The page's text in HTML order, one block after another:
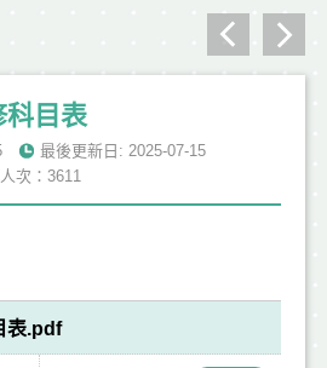
科目表
最後更新日: 2025-07-15
次：3611
表.pdf